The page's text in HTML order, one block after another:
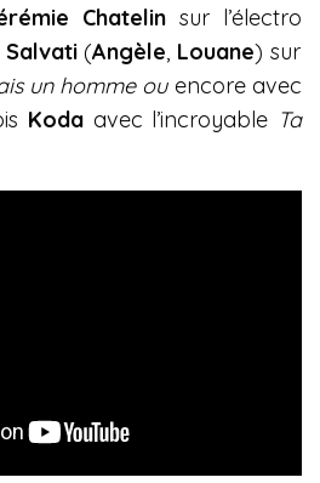
Chatelinsur l’électro
(Angèle, Louane) sur
un homme ouencore avec
Koda avec l’incroyable Ta